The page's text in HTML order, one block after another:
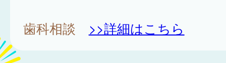
歯科相談 >>詳細はこちら